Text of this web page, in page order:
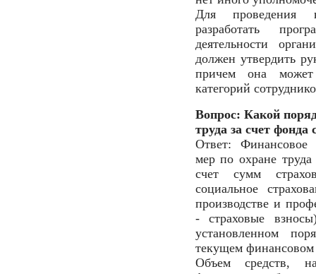
Для проведения
разработать
деятельности
должен утвердить
причем она
категорий
Вопрос: Какой
труда за счет фонда
Ответ: Финансовое
мер по охране труда
счет сумм
социальное
производстве и
- страховые
установленном
текущем финансовом
Объем средств,